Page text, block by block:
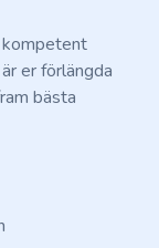
kompetent
er förlängda
bästa